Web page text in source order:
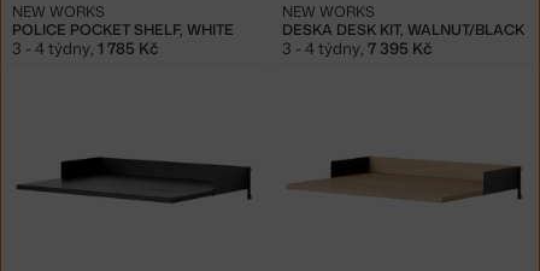
POLICE POCKET SHELF, WHITE
NEW WORKS
3 - 4 týdny, 1 785 Kč
DESKA DESK KIT, WALNUT/BLACK
NEW WORKS
3 - 4 týdny, 7 395 Kč